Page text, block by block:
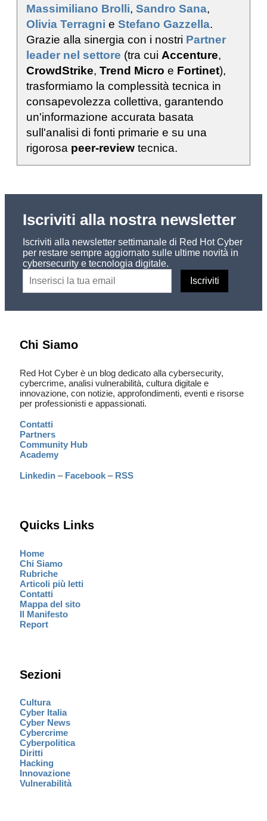
Massimiliano Brolli, Sandro Sana,
Olivia Terragni e Stefano Gazzella.
Grazie alla sinergia con i nostri Partner
leader nel settore (tra cui Accenture,
CrowdStrike, Trend Micro e Fortinet),
trasformiamo la complessità tecnica in
consapevolezza collettiva, garantendo
un'informazione accurata basata
sull'analisi di fonti primarie e su una
rigorosa peer-review tecnica.
Iscriviti alla nostra newsletter
Iscriviti alla newsletter settimanale di Red Hot Cyber
per restare sempre aggiornato sulle ultime novità in
cybersecurity e tecnologia digitale.
Chi Siamo
Red Hot Cyber è un blog dedicato alla cybersecurity,
cybercrime, analisi vulnerabilità, cultura digitale e
innovazione, con notizie, approfondimenti, eventi e risorse
per professionisti e appassionati.
Contatti
Partners
Community Hub
Academy
Linkedin – Facebook – RSS
Quicks Links
Home
Chi Siamo
Rubriche
Articoli più letti
Contatti
Mappa del sito
Il Manifesto
Report
Sezioni
Cultura
Cyber Italia
Cyber News
Cybercrime
Cyberpolitica
Diritti
Hacking
Innovazione
Vulnerabilità